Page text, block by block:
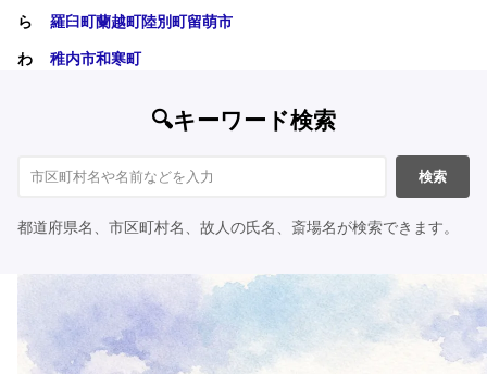
ら 羅臼町蘭越町陸別町留萌市
わ 稚内市和寒町
🔍キーワード検索
検索
都道府県名、市区町村名、故人の氏名、斎場名が検索できます。